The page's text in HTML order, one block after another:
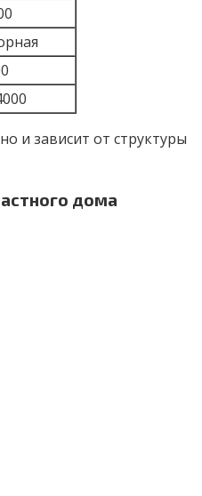
и зависит от структуры
дома